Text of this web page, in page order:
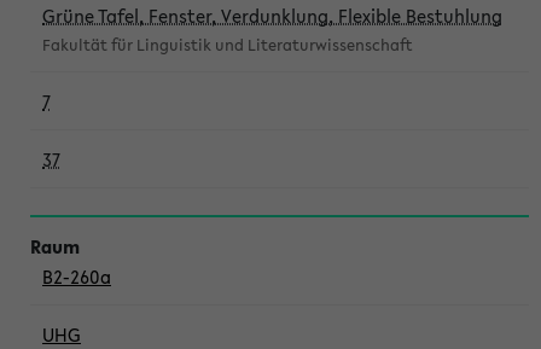
Grüne Tafel, Fenster, Verdunklung, Flexible Bestuhlung
Fakultät für Linguistik und Literaturwissenschaft
7
37
B2-260a
UHG